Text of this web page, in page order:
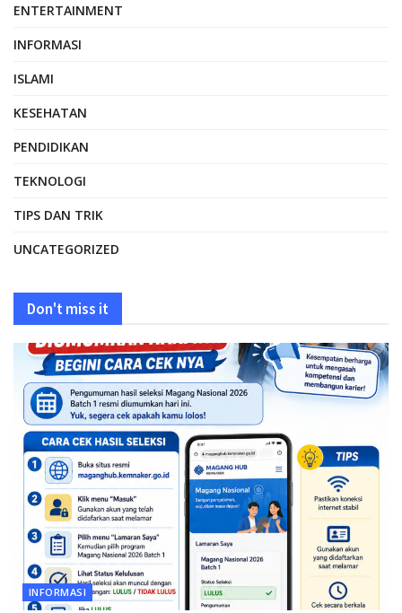
ENTERTAINMENT
INFORMASI
ISLAMI
KESEHATAN
PENDIDIKAN
TEKNOLOGI
TIPS DAN TRIK
UNCATEGORIZED
Don't miss it
INFORMASI